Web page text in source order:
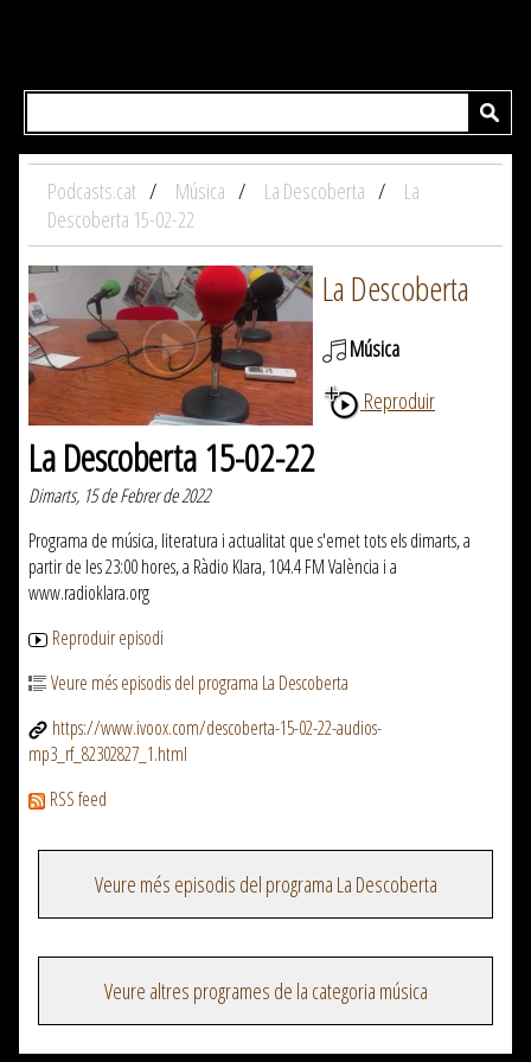
Podcasts.cat Música La Descoberta
La
Descoberta 15-02-22
La Descoberta
Música
Reproduir
La Descoberta 15-02-22
Dimarts, 15 de Febrer de 2022
Programa de música, literatura i actualitat que s'emet tots els dimarts, a
partir de les 23:00 hores, a Ràdio Klara, 104.4 FM València i a
www.radioklara.org
Reproduir episodi
Veure més episodis del programa La Descoberta
https://www.ivoox.com/descoberta-15-02-22-audios-
mp3_rf_82302827_1.html
RSS feed
Veure més episodis del programa La Descoberta
Veure altres programes de la categoria música